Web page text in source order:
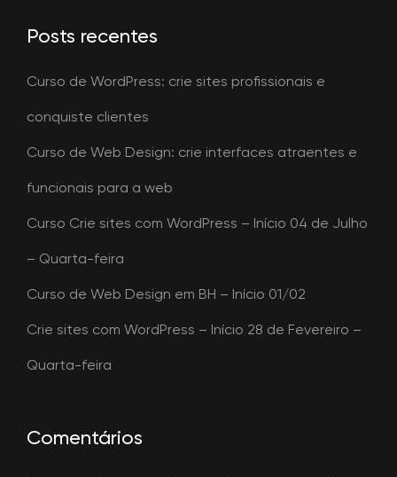
Posts recentes
Curso de WordPress: crie sites profissionais e
conquiste clientes
Curso de Web Design: crie interfaces atraentes e
funcionais para a web
Curso Crie sites com WordPress – Início 04 de Julho
– Quarta-feira
Curso de Web Design em BH – Início 01/02
Crie sites com WordPress – Início 28 de Fevereiro –
Quarta-feira
Comentários